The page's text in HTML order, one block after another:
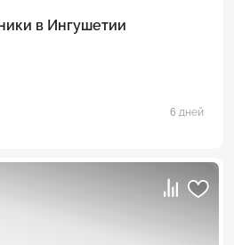
в Ингушетии
6 дней